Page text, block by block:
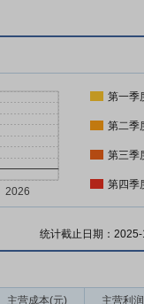
第一季
第二季
第三季
第四季
统计截止日期：
主营成本(元) 主营利